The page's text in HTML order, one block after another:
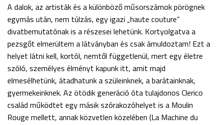
A dalok, az artisták és a különböző műsorszámok pörögnek
egymás után, nem túlzás, egy igazi „haute couture”
divatbemutatónak is a részesei lehetünk. Kortyolgatva a
pezsgőt elmerültem a látványban és csak ámuldoztam! Ezt a
helyet látni kell, kortól, nemtől függetlenül, mert egy életre
szóló, személyes élményt kapunk itt, amit majd
elmesélhetünk, átadhatunk a szüleinknek, a barátainknak,
gyermekeinknek. Az ötödik generáció óta tulajdonos Clerico
család működtet egy másik szórakozóhelyet is a Moulin
Rouge mellett, annak közvetlen közelében (La Machine du